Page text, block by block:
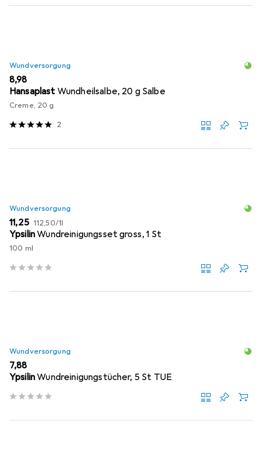
Wundversorgung
EUR
8,98
Hansaplast Wundheilsalbe, 20 g Salbe
Creme, 20 g
2
Wundversorgung
EUR
11,25 EUR
112,50/1l
YpsilinWundreinigungsset gross, 1 St
100 ml
Wundversorgung
EUR
7,88
YpsilinWundreinigungstücher, 5 St TUE